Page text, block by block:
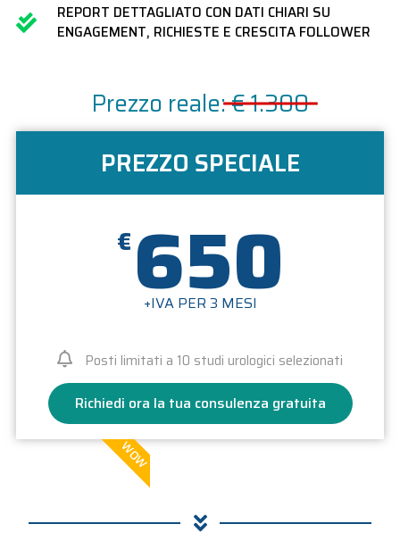
REPORT DETTAGLIATO CON DATI CHIARI SU
ENGAGEMENT, RICHIESTE E CRESCITA FOLLOWER
Prezzo reale:€ 1.300
PREZZO SPECIALE
€650
+IVA PER 3 MESI
Posti limitati a 10 studi urologici selezionati
Richiedi ora la tua consulenza gratuita
WOW